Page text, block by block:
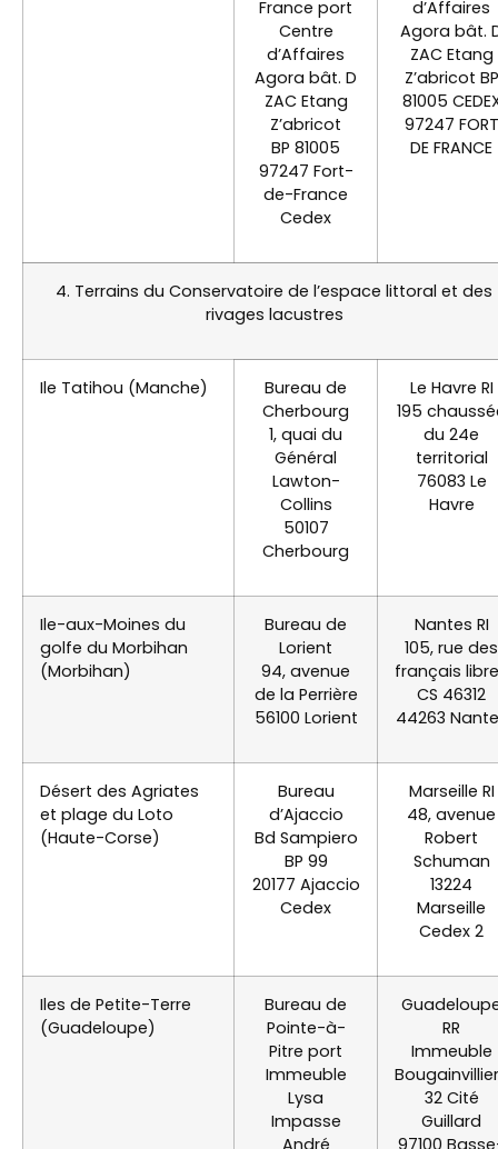
France port
Centre
d’Affaires
Agora bât. D
ZAC Etang
Z’abricot
BP 81005
97247 Fort-
de-France
Cedex
d’Affaires
Agora bât.
ZAC Etang
Z’abricot BP
81005
97247 FORT
DE FRANCE
4. Terrains du Conservatoire de l’espace littoral et des
rivages lacustres
Ile Tatihou (Manche)
Bureau de
Cherbourg
1, quai du
Général
Lawton-
Collins
50107
Cherbourg
Le Havre RI
195
du 24e
territorial
76083 Le
Havre
Ile-aux-Moines du
golfe du Morbihan
(Morbihan)
Bureau de
Lorient
94, avenue
de la Perrière
56100 Lorient
Nantes RI
105, rue des
français
CS 46312
44263
Désert des Agriates
et plage du Loto
(Haute-Corse)
Bureau
d’Ajaccio
Bd Sampiero
BP 99
20177 Ajaccio
Cedex
Marseille RI
48, avenue
Robert
Schuman
13224
Marseille
Cedex 2
Iles de Petite-Terre
(Guadeloupe)
Bureau de
Pointe-à-
Pitre port
Immeuble
Lysa
Impasse
André
RR
Immeuble
32 Cité
Guillard
97100